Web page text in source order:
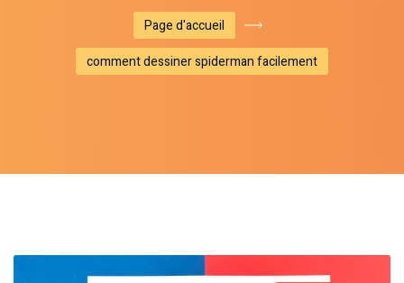
Page d'accueil
comment dessiner spiderman facilement